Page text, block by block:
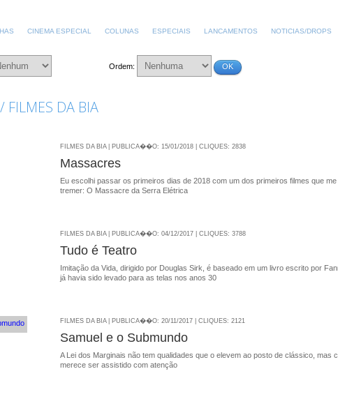
CINEMA ESPECIAL COLUNAS ESPECIAIS LANCAMENTOS NOTICIAS/DROPS
Ordem: OK
FILMES DA BIA
FILMES DA BIA | PUBLICA��O: 15/01/2018 | CLIQUES: 2838
Massacres
Eu escolhi passar os primeiros dias de 2018 com um dos primeiros filmes que
tremer: O Massacre da Serra Elétrica
FILMES DA BIA | PUBLICA��O: 04/12/2017 | CLIQUES: 3788
Tudo é Teatro
Imitação da Vida, dirigido por Douglas Sirk, é baseado em um livro escrito por
já havia sido levado para as telas nos anos 30
FILMES DA BIA | PUBLICA��O: 20/11/2017 | CLIQUES: 2121
Samuel e o Submundo
A Lei dos Marginais não tem qualidades que o elevem ao posto de clássico, mas
merece ser assistido com atenção